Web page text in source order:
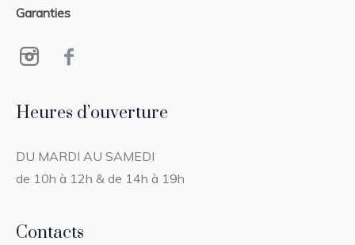
Garanties
Heures d’ouverture
DU MARDI AU SAMEDI
de 10h à 12h & de 14h à 19h
Contacts